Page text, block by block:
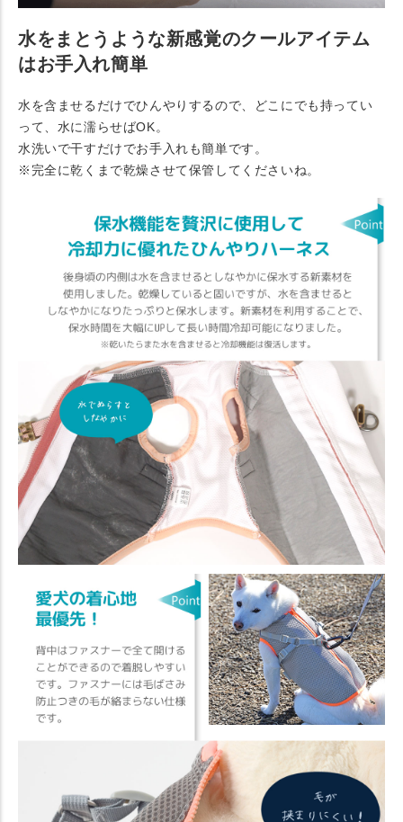
水をまとうような新感覚のクールアイテム
はお手入れ簡単
水を含ませるだけでひんやりするので、どこにでも持ってい
って、水に濡らせばOK。
水洗いで干すだけでお手入れも簡単です。
※完全に乾くまで乾燥させて保管してくださいね。